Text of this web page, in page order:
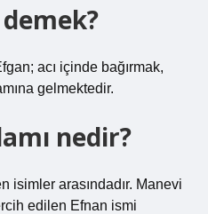
acı içinde bağırmak,
gelmektedir.
nedir?
isimler arasındadır. Manevi
edilen Efnan ismi